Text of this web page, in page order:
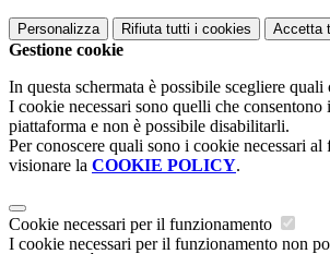
Personalizza Rifiuta tutti i cookies Accetta
Gestione cookie
In questa schermata è possibile scegliere
I cookie necessari sono quelli che
piattaforma e non è possibile disabilitarli.
Per conoscere quali sono i cookie necessari
visionare la COOKIE POLICY.
Cookie necessari per il funzionamento
I cookie necessari per il funzionamento non